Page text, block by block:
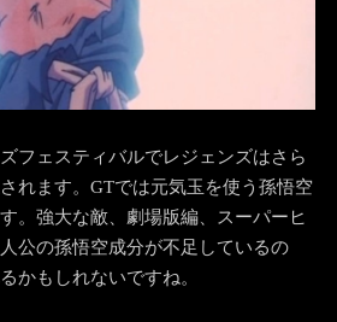
フェスティバルでレジェンズはさら
れます。GTでは元気玉を使う孫悟空
。強大な敵、劇場版編、スーパーヒ
公の孫悟空成分が不足しているの
かもしれないですね。